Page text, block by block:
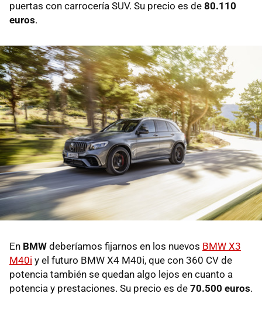
puertas con carrocería SUV. Su precio es de 80.110
euros.
En BMW deberíamos fijarnos en los nuevos BMW X3
M40i y el futuro BMW X4 M40i, que con 360 CV de
potencia también se quedan algo lejos en cuanto a
potencia y prestaciones. Su precio es de 70.500 euros.